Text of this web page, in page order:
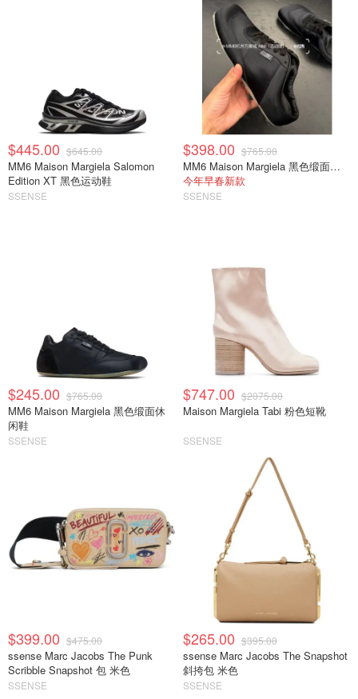
$445.00 $645.00
MM6 Maison Margiela Salomon
Edition XT 黑色运动鞋
SSENSE
$398.00 $765.00
MM6 Maison Margiela 黑色缎面半拖运动鞋
今年早春新款
SSENSE
$245.00 $765.00
MM6 Maison Margiela 黑色缎面休
闲鞋
SSENSE
$747.00 $2075.00
Maison Margiela Tabi 粉色短靴
SSENSE
$399.00 $475.00
ssense Marc Jacobs The Punk
Scribble Snapshot 包 米色
SSENSE
$265.00 $395.00
ssense Marc Jacobs The Snapshot
斜挎包 米色
SSENSE